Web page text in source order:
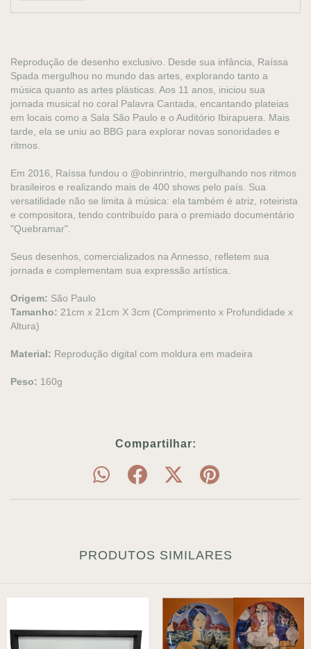
Reprodução de desenho exclusivo. Desde sua infância, Raíssa
Spada mergulhou no mundo das artes, explorando tanto a
música quanto as artes plásticas. Aos 11 anos, iniciou sua
jornada musical no coral Palavra Cantada, encantando plateias
em locais como a Sala São Paulo e o Auditório Ibirapuera. Mais
tarde, ela se uniu ao BBG para explorar novas sonoridades e
ritmos.
Em 2016, Raíssa fundou o @obinrintrio, mergulhando nos ritmos
brasileiros e realizando mais de 400 shows pelo país. Sua
versatilidade não se limita à música: ela também é atriz, roteirista
e compositora, tendo contribuído para o premiado documentário
"Quebramar".
Seus desenhos, comercializados na Annesso, refletem sua
jornada e complementam sua expressão artística.
Origem: São Paulo
Tamanho: 21cm x 21cm X 3cm (Comprimento x Profundidade x
Altura)
Material: Reprodução digital com moldura em madeira
Peso: 160g
Compartilhar:
PRODUTOS SIMILARES